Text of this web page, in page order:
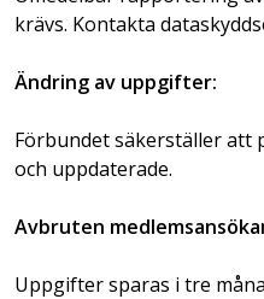
krävs. Kontakta
Ändring av uppgifter:
Förbundet säkerställer
och uppdaterade.
Avbruten
Uppgifter sparas i tre